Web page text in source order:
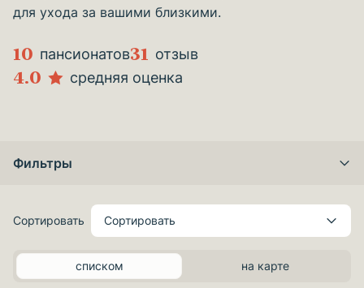
для ухода за вашими близкими.
10 пансионатов31 отзыв
4.0 средняя оценка
Фильтры
Сортировать Сортировать
списком на карте